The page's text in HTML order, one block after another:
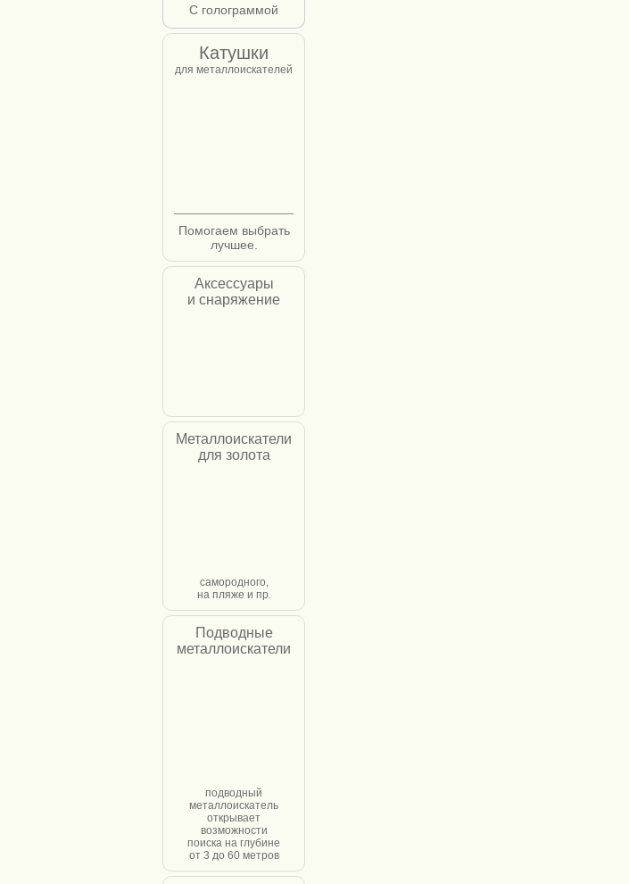
С голограммой
Катушки
для металлоискателей
Помогаем выбрать
лучшее.
Аксессуары
и снаряжение
Металлоискатели
для золота
самородного,
на пляже и пр.
Подводные
металлоискатели
подводный
металлоискатель
открывает
возможности
поиска на глубине
от 3 до 60 метров